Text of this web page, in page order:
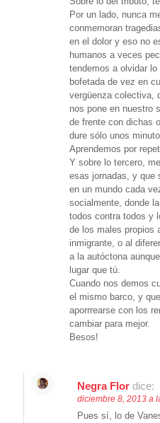
Por un lado, nunca
conmemoran
en el dolor y eso no
humanos a veces
tendemos a olvidar
bofetada de vez en
vergüenza colectiva,
nos pone en nuestro
de frente con dichas
dure sólo unos
Aprendemos por
Y sobre lo tercero,
esas jornadas, y que
en un mundo cada
socialmente, donde
todos contra todos y
de los males propios
inmigrante, o al
a la autóctona
lugar que tú.
Cuando nos demos
el mismo barco, y
aporrrearse con los
cambiar para mejor.
Besos!
Negra Flor dice:
diciembre 8, 2013 a
Pues sí, lo de